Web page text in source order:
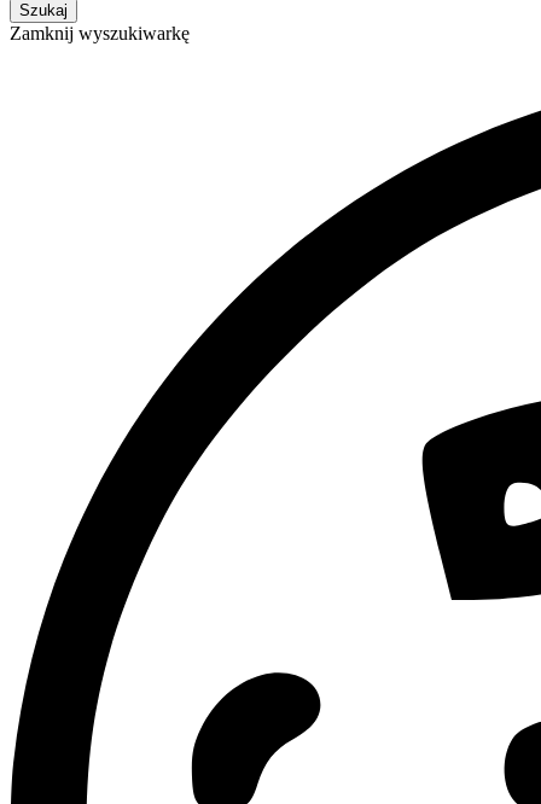
Zamknij wyszukiwarkę